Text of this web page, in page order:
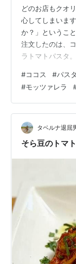
どのお店もクオ
心してしまいま
か？」というこ
注文したのは、
ラトマトパスタ
入ったモッツァ
やかなバジルの
味しさでまたひ
#ココス #パスタ
#モッツァレラ
タベルナ退屈
そら豆のトマ